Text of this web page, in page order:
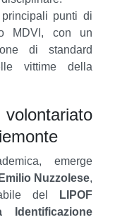
punti di
MDVI, con un
di standard
vittime della
emerge
Nuzzolese,
del
LIPOF